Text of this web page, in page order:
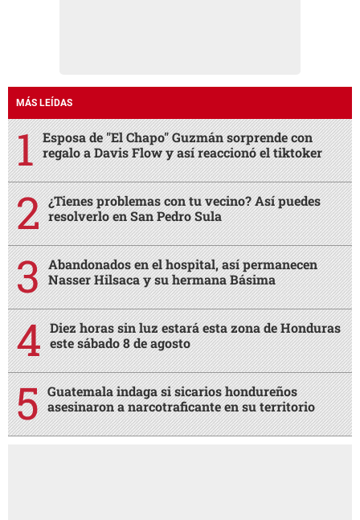
MÁS LEÍDAS
Esposa de "El Chapo" Guzmán sorprende con
regalo a Davis Flow y así reaccionó el tiktoker
¿Tienes problemas con tu vecino? Así puedes
resolverlo en San Pedro Sula
Abandonados en el hospital, así permanecen
Nasser Hilsaca y su hermana Básima
Diez horas sin luz estará esta zona de Honduras
este sábado 8 de agosto
Guatemala indaga si sicarios hondureños
asesinaron a narcotraficante en su territorio